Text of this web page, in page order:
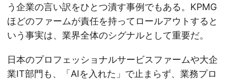
う企業の言い訳をひとつ潰す事例でもある。KPMG
ほどのファームが責任を持ってロールアウトすると
いう事実は、業界全体のシグナルとして重要だ。
日本のプロフェッショナルサービスファームや大企
業IT部門も、「AIを入れた」で止まらず、業務プロ